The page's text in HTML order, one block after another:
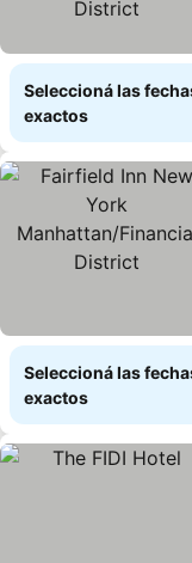
Seleccioná las
exactos
Seleccioná las
exactos